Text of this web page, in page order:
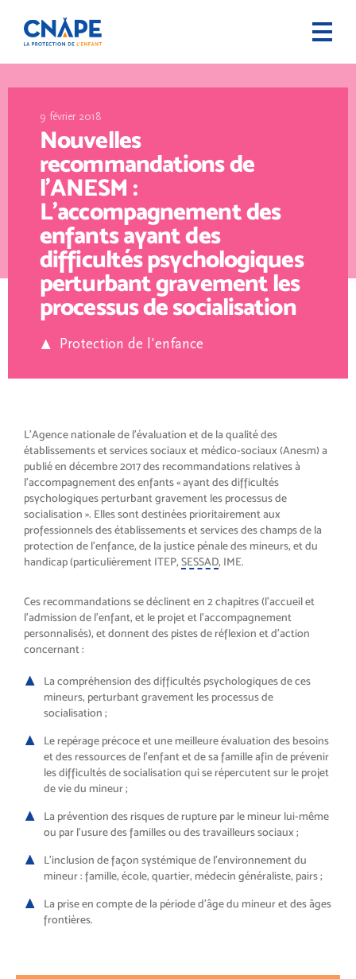
9 février 2018
Nouvelles
recommandations de
l’ANESM :
L’accompagnement des
enfants ayant des
difficultés psychologiques
perturbant gravement les
processus de socialisation
Protection de l'enfance
L’Agence nationale de l’évaluation et de la qualité des
établissements et services sociaux et médico-sociaux (Anesm) a
publié en décembre 2017 des recommandations relatives à
l’accompagnement des enfants « ayant des difficultés
psychologiques perturbant gravement les processus de
socialisation ». Elles sont destinées prioritairement aux
professionnels des établissements et services des champs de la
protection de l’enfance, de la justice pénale des mineurs, et du
handicap (particulièrement ITEP, SESSAD, IME.
Ces recommandations se déclinent en 2 chapitres (l’accueil et
l’admission de l’enfant, et le projet et l’accompagnement
personnalisés), et donnent des pistes de réflexion et d’action
concernant :
La compréhension des difficultés psychologiques de ces
mineurs, perturbant gravement les processus de
socialisation ;
Le repérage précoce et une meilleure évaluation des besoins
et des ressources de l’enfant et de sa famille afin de prévenir
les difficultés de socialisation qui se répercutent sur le projet
de vie du mineur ;
La prévention des risques de rupture par le mineur lui-même
ou par l’usure des familles ou des travailleurs sociaux ;
L’inclusion de façon systémique de l’environnement du
mineur : famille, école, quartier, médecin généraliste, pairs ;
La prise en compte de la période d’âge du mineur et des âges
frontières.